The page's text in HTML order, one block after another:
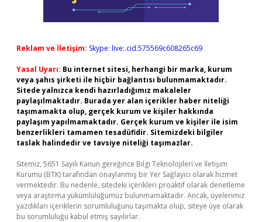
Reklam ve İletişim: Skype: live:.cid.575569c608265c69
Yasal Uyarı: Bu internet sitesi, herhangi bir marka, kurum
veya şahıs şirketi ile hiçbir bağlantısı bulunmamaktadır.
Sitede yalnızca kendi hazırladığımız makaleler
paylaşılmaktadır. Burada yer alan içerikler haber niteliği
taşımamakta olup, gerçek kurum ve kişiler hakkında
paylaşım yapılmamaktadır. Gerçek kurum ve kişiler ile isim
benzerlikleri tamamen tesadüfidir. Sitemizdeki bilgiler
taslak halindedir ve tavsiye niteliği taşımazlar.
Sitemiz, 5651 Sayılı Kanun gereğince Bilgi Teknolojileri ve İletişim
Kurumu (BTK) tarafından onaylanmış bir Yer Sağlayıcı olarak hizmet
vermektedir. Bu nedenle, sitedeki içerikleri proaktif olarak denetleme
veya araştırma yükümlülüğümüz bulunmamaktadır. Ancak, üyelerimiz
yazdıkları içeriklerin sorumluluğunu taşımakta olup, siteye üye olarak
bu sorumluluğu kabul etmiş sayılırlar.